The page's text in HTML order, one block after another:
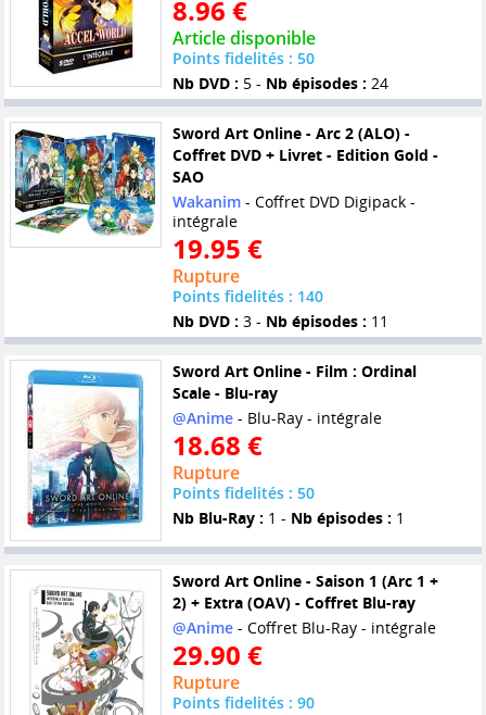
8.96 €
Article disponible
Points fidelités : 50
Nb DVD : 5 - Nb épisodes : 24
Sword Art Online - Arc 2 (ALO) -
Coffret DVD + Livret - Edition Gold -
SAO
Wakanim- Coffret DVD Digipack -
intégrale
19.95 €
Rupture
Points fidelités : 140
Nb DVD : 3 - Nb épisodes : 11
Sword Art Online - Film : Ordinal
Scale - Blu-ray
@Anime- Blu-Ray - intégrale
18.68 €
Rupture
Points fidelités : 50
Nb Blu-Ray : 1 - Nb épisodes : 1
Sword Art Online - Saison 1 (Arc 1 +
2) + Extra (OAV) - Coffret Blu-ray
@Anime- Coffret Blu-Ray - intégrale
29.90 €
Rupture
Points fidelités : 90